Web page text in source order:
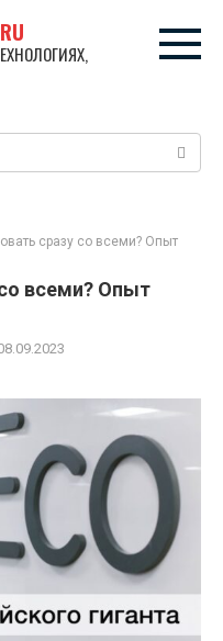
сразу со всеми? Опыт
всеми? Опыт